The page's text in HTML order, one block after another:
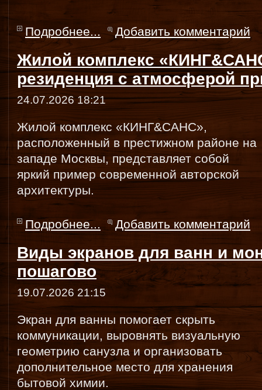
Подробнее... Добавить комментарий
Жилой комплекс
резиденция с атмосферой
24.07.2026 18:21
Жилой комплекс «КИНГ&САНС»,
расположенный в престижном районе на
западе Москвы, представляет собой
яркий пример современной авторской
архитектуры.
Подробнее... Добавить комментарий
Виды экранов для ванн и
пошагово
19.07.2026 21:15
Экран для ванны помогает скрыть
коммуникации, выровнять визуальную
геометрию санузла и организовать
дополнительное место для хранения
бытовой химии.